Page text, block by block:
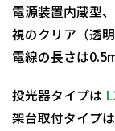
電源装置内蔵型
視のクリア（透明
電線の長さは
投光器タイプは
架台取付タイプは